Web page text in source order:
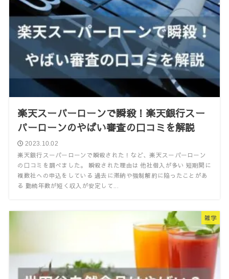
楽天スーパーローンで瞬殺！楽天銀行スー
パーローンのやばい審査の口コミを解説
2023.10.02
楽天銀行スーパーローンで瞬殺された！など、楽天スーパーローン
の口コミを調べました。 瞬殺された理由は 他社借入が多い 短期間に
複数社への申込をしている 過去に滞納や強制解約に陥ったことがあ
る 勤続年数が短く収入が安定して...
雑学